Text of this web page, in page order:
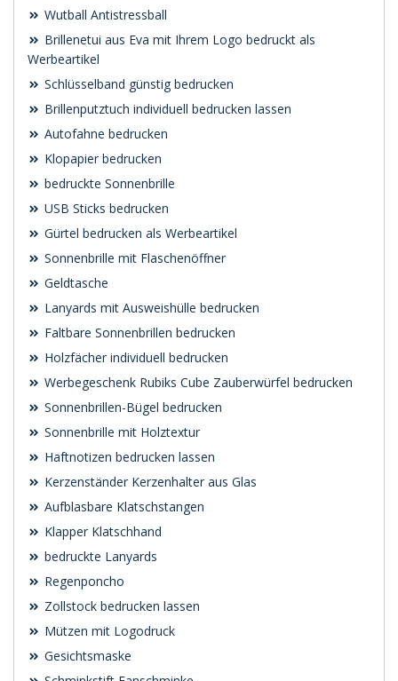
Wutball Antistressball
Brillenetui aus Eva mit Ihrem Logo bedruckt als
Werbeartikel
Schlüsselband günstig bedrucken
Brillenputztuch individuell bedrucken lassen
Autofahne bedrucken
Klopapier bedrucken
bedruckte Sonnenbrille
USB Sticks bedrucken
Gürtel bedrucken als Werbeartikel
Sonnenbrille mit Flaschenöffner
Geldtasche
Lanyards mit Ausweishülle bedrucken
Faltbare Sonnenbrillen bedrucken
Holzfächer individuell bedrucken
Werbegeschenk Rubiks Cube Zauberwürfel bedrucken
Sonnenbrillen-Bügel bedrucken
Sonnenbrille mit Holztextur
Haftnotizen bedrucken lassen
Kerzenständer Kerzenhalter aus Glas
Aufblasbare Klatschstangen
Klapper Klatschhand
bedruckte Lanyards
Regenponcho
Zollstock bedrucken lassen
Mützen mit Logodruck
Gesichtsmaske